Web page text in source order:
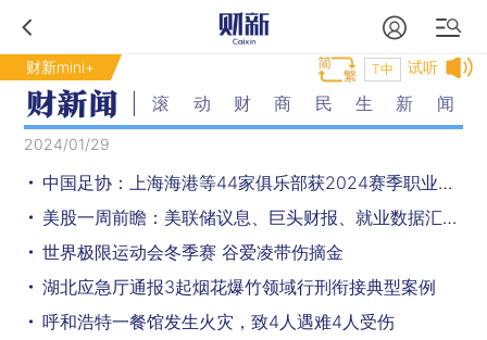
财新mini+ 试听
T中
滚动财商民生新闻
2024/01/29
中国足协：上海海港等44家俱乐部获2024赛季职业联赛准入资格
美股一周前瞻：美联储议息、巨头财报、就业数据汇集来临
世界极限运动会冬季赛 谷爱凌带伤摘金
湖北应急厅通报3起烟花爆竹领域行刑衔接典型案例
呼和浩特一餐馆发生火灾，致4人遇难4人受伤